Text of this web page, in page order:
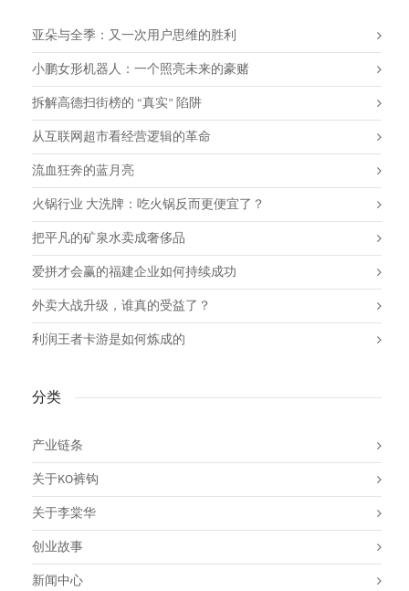
亚朵与全季：又一次用户思维的胜利
小鹏女形机器人：一个照亮未来的豪赌
拆解高德扫街榜的 “真实” 陷阱
从互联网超市看经营逻辑的革命
流血狂奔的蓝月亮
火锅行业 大洗牌：吃火锅反而更便宜了？
把平凡的矿泉水卖成奢侈品
爱拼才会赢的福建企业如何持续成功
外卖大战升级，谁真的受益了？
利润王者卡游是如何炼成的
分类
产业链条
关于KO裤钩
关于李棠华
创业故事
新闻中心